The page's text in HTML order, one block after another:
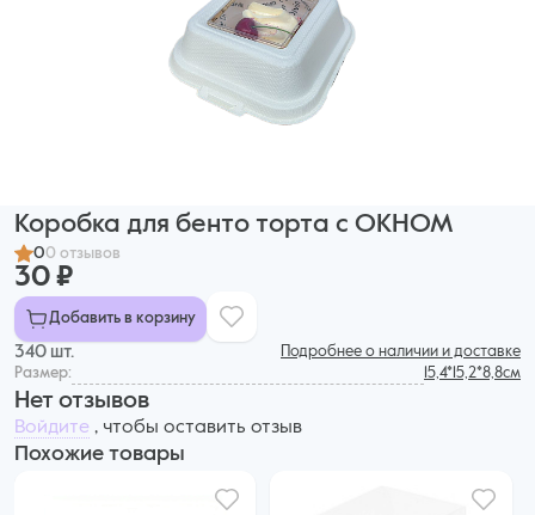
Коробка для бенто торта с ОКНОМ
00 отзывов
30 ₽
Добавить в корзину
340 шт.
Подробнее о наличии и доставке
Размер:
15,4*15,2*8,8см
Нет отзывов
Войдите , чтобы оставить отзыв
Похожие товары